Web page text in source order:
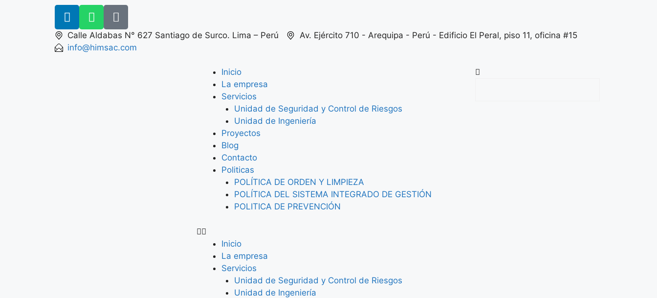
Calle Aldabas N° 627 Santiago de Surco. Lima – Perú
Av. Ejército 710 - Arequipa - Perú - Edificio El Peral, piso 11, oficina #15
info@himsac.com
Inicio
La empresa
Servicios
Unidad de Seguridad y Control de Riesgos
Unidad de Ingeniería
Proyectos
Blog
Contacto
Politicas
POLÍTICA DE ORDEN Y LIMPIEZA
POLÍTICA DEL SISTEMA INTEGRADO DE GESTIÓN
POLITICA DE PREVENCIÓN
Inicio
La empresa
Servicios
Unidad de Seguridad y Control de Riesgos
Unidad de Ingeniería